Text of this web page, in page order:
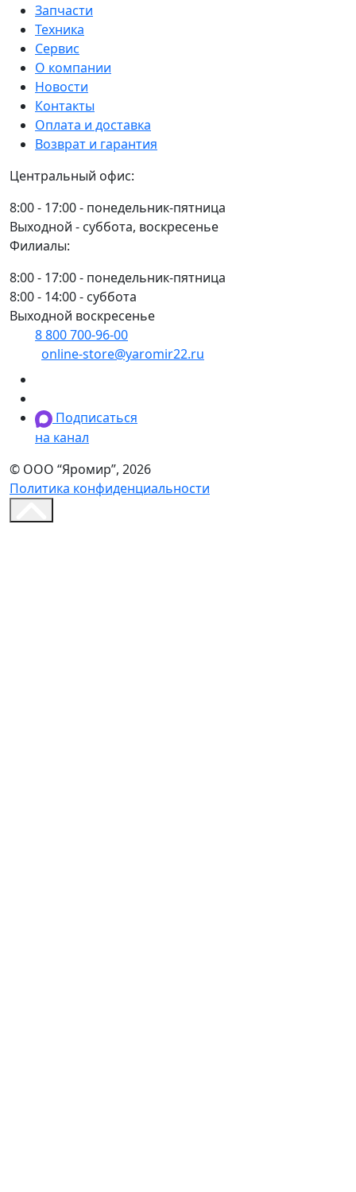
Запчасти
Техника
Сервис
О компании
Новости
Контакты
Оплата и доставка
Возврат и гарантия
Центральный офис:
8:00 - 17:00 - понедельник-пятница
Выходной - суббота, воскресенье
Филиалы:
8:00 - 17:00 - понедельник-пятница
8:00 - 14:00 - суббота
Выходной воскресенье
8 800 700-96-00
online-store@yaromir22.ru
Подписаться
на канал
© ООО “Яромир”, 2026
Политика конфиденциальности